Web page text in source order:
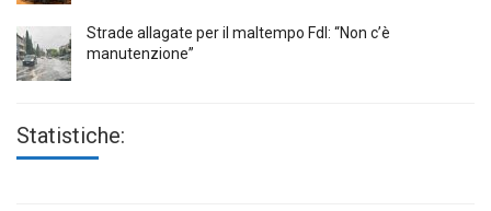
Strade allagate per il maltempo FdI: “Non c’è
manutenzione”
Statistiche: